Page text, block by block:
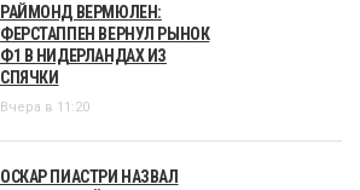
РАЙМОНД ВЕРМЮЛЕН:
ФЕРСТАППЕН ВЕРНУЛ РЫНОК
Ф1 В НИДЕРЛАНДАХ ИЗ
СПЯЧКИ
Вчера в 11:20
ОСКАР ПИАСТРИ НАЗВАЛ